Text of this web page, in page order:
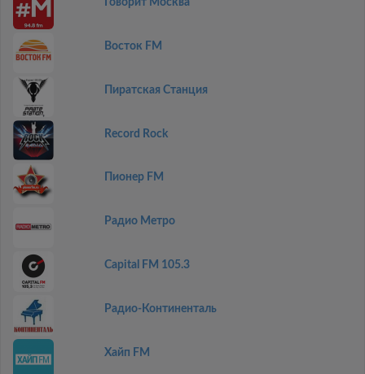
Говорит Москва
Восток FM
Пиратская Станция
Record Rock
Пионер FM
Радио Метро
Capital FM 105.3
Радио-Континенталь
Хайп FM